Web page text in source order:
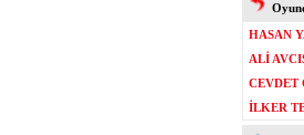
HASAN
ALİ
CEVDET
İLKER